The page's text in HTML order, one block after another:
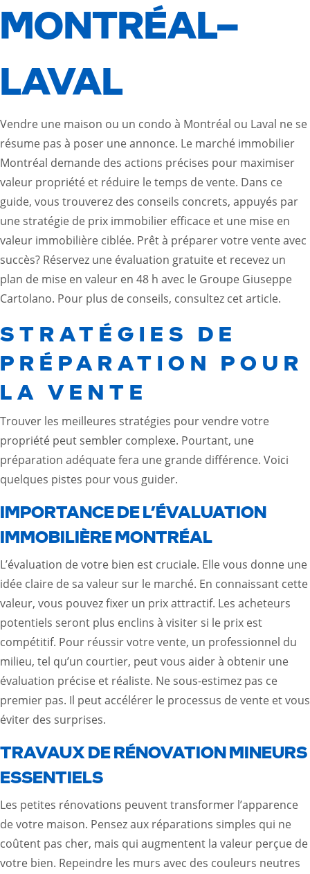
MONTRÉAL–
LAVAL
Vendre une maison ou un condo à Montréal ou Laval ne se
résume pas à poser une annonce. Le marché immobilier
Montréal demande des actions précises pour maximiser
valeur propriété et réduire le temps de vente. Dans ce
guide, vous trouverez des conseils concrets, appuyés par
une stratégie de prix immobilier efficace et une mise en
valeur immobilière ciblée. Prêt à préparer votre vente avec
succès? Réservez une évaluation gratuite et recevez un
plan de mise en valeur en 48 h avec le Groupe Giuseppe
Cartolano. Pour plus de conseils, consultez cet article.
STRATÉGIES DE
PRÉPARATION POUR
LA VENTE
Trouver les meilleures stratégies pour vendre votre
propriété peut sembler complexe. Pourtant, une
préparation adéquate fera une grande différence. Voici
quelques pistes pour vous guider.
IMPORTANCE DE L’ÉVALUATION
IMMOBILIÈRE MONTRÉAL
L’évaluation de votre bien est cruciale. Elle vous donne une
idée claire de sa valeur sur le marché. En connaissant cette
valeur, vous pouvez fixer un prix attractif. Les acheteurs
potentiels seront plus enclins à visiter si le prix est
compétitif. Pour réussir votre vente, un professionnel du
milieu, tel qu’un courtier, peut vous aider à obtenir une
évaluation précise et réaliste. Ne sous-estimez pas ce
premier pas. Il peut accélérer le processus de vente et vous
éviter des surprises.
TRAVAUX DE RÉNOVATION MINEURS
ESSENTIELS
Les petites rénovations peuvent transformer l’apparence
de votre maison. Pensez aux réparations simples qui ne
coûtent pas cher, mais qui augmentent la valeur perçue de
votre bien. Repeindre les murs avec des couleurs neutres